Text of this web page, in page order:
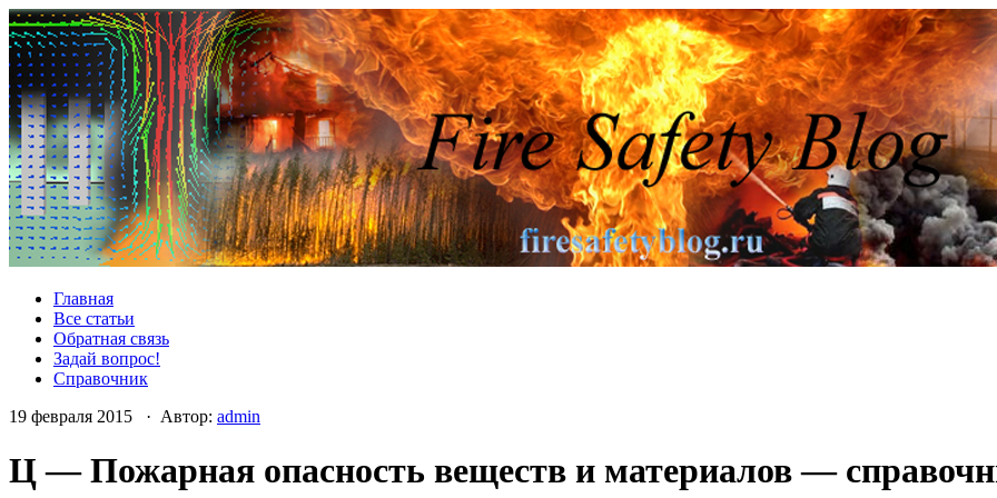
Главная
Все статьи
Обратная связь
Задай вопрос!
Справочник
19 февраля 2015 · Автор: admin
Ц — Пожарная опасность веществ и материалов —